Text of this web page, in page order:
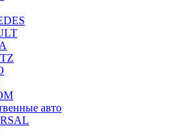
авто